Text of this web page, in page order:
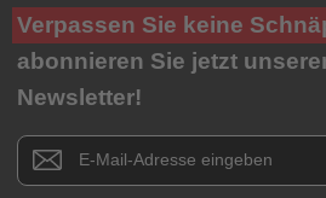
Ihre Bewertung**
★★★★★
Titel**
E-Mail-Adresse
Verpassen Sie keine
abonnieren Sie jetzt
Newsletter!
Newsletter E-Mail Adresse